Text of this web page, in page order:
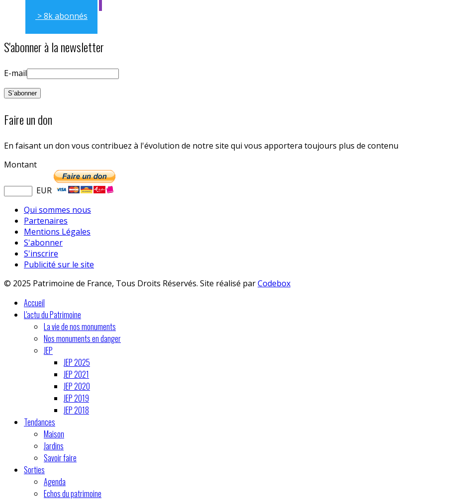
> 8k abonnés
S'abonner à la newsletter
E-mail
Faire un don
En faisant un don vous contribuez à l'évolution de notre site qui vous apportera toujours plus de contenu
Montant
EUR
Qui sommes nous
Partenaires
Mentions Légales
S'abonner
S'inscrire
Publicité sur le site
© 2025 Patrimoine de France, Tous Droits Réservés. Site réalisé parCodebox
Accueil
L'actu du Patrimoine
La vie de nos monuments
Nos monuments en danger
JEP
JEP 2025
JEP 2021
JEP 2020
JEP 2019
JEP 2018
Tendances
Maison
Jardins
Savoir faire
Sorties
Agenda
Echos du patrimoine